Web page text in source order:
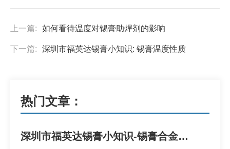
上一篇: 如何看待温度对锡膏助焊剂的影响
下一篇: 深圳市福英达锡膏小知识: 锡膏温度性质
热门文章：
深圳市福英达锡膏小知识-锡膏合金成分